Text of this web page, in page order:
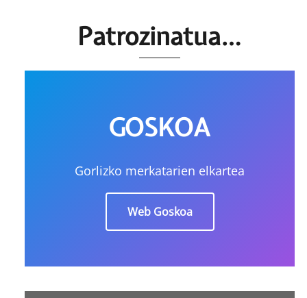
Patrozinatua…
GOSKOA
Gorlizko merkatarien elkartea
Web Goskoa